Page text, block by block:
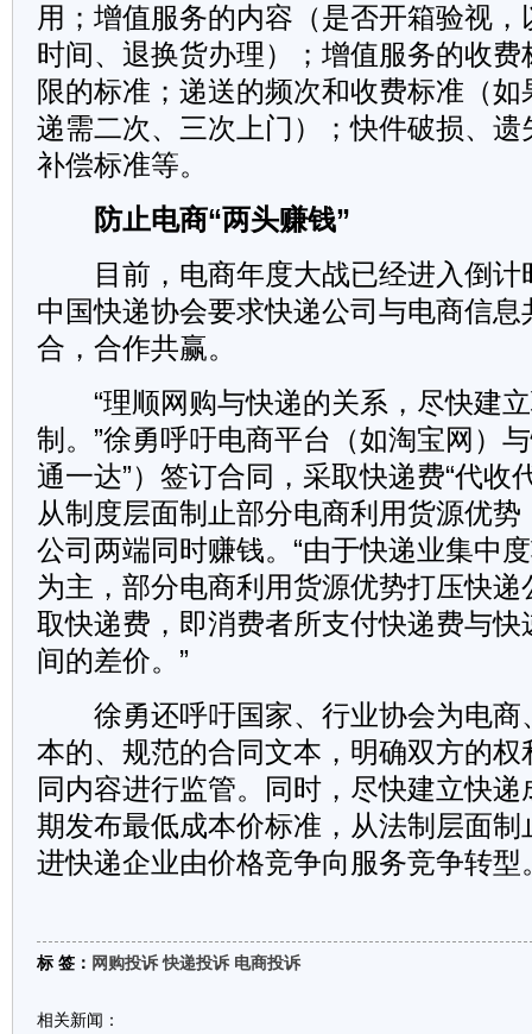
用；增值服务的内容（是否开箱验视
时间、退换货办理）；增值服务的收
限的标准；递送的频次和收费标准（
递需二次、三次上门）；快件破损、
补偿标准等。
防止电商“两头赚钱”
目前，电商年度大战已经进入倒计
中国快递协会要求快递公司与电商信
合，合作共赢。
“理顺网购与快递的关系，尽快建立
制。”徐勇呼吁电商平台（如淘宝网）
通一达”）签订合同，采取快递费“代收
从制度层面制止部分电商利用货源优
公司两端同时赚钱。“由于快递业集中
为主，部分电商利用货源优势打压快
取快递费，即消费者所支付快递费与
间的差价。”
徐勇还呼吁国家、行业协会为电商
本的、规范的合同文本，明确双方的
同内容进行监管。同时，尽快建立快
期发布最低成本价标准，从法制层面
进快递企业由价格竞争向服务竞争转
标 签： 网购投诉 快递投诉 电商投诉
相关新闻：